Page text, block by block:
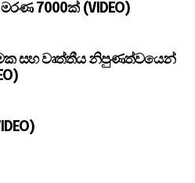
7000ක් (VIDEO)
සහ වෘත්තීය නිපුණත්වයෙන්